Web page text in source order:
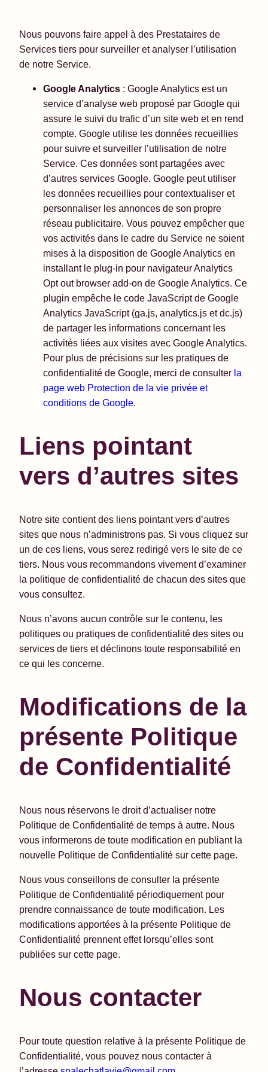
Nous pouvons faire appel à des Prestataires de
Services tiers pour surveiller et analyser l’utilisation
de notre Service.
Google Analytics : Google Analytics est un
service d’analyse web proposé par Google qui
assure le suivi du trafic d’un site web et en rend
compte. Google utilise les données recueillies
pour suivre et surveiller l’utilisation de notre
Service. Ces données sont partagées avec
d’autres services Google. Google peut utiliser
les données recueillies pour contextualiser et
personnaliser les annonces de son propre
réseau publicitaire. Vous pouvez empêcher que
vos activités dans le cadre du Service ne soient
mises à la disposition de Google Analytics en
installant le plug-in pour navigateur Analytics
Opt out browser add-on de Google Analytics. Ce
plugin empêche le code JavaScript de Google
Analytics JavaScript (ga.js, analytics.js et dc.js)
de partager les informations concernant les
activités liées aux visites avec Google Analytics.
Pour plus de précisions sur les pratiques de
confidentialité de Google, merci de consulter la
page web Protection de la vie privée et
conditions de Google.
Liens pointant
vers d’autres sites
Notre site contient des liens pointant vers d’autres
sites que nous n’administrons pas. Si vous cliquez sur
un de ces liens, vous serez redirigé vers le site de ce
tiers. Nous vous recommandons vivement d’examiner
la politique de confidentialité de chacun des sites que
vous consultez.
Nous n’avons aucun contrôle sur le contenu, les
politiques ou pratiques de confidentialité des sites ou
services de tiers et déclinons toute responsabilité en
ce qui les concerne.
Modifications de la
présente Politique
de Confidentialité
Nous nous réservons le droit d’actualiser notre
Politique de Confidentialité de temps à autre. Nous
vous informerons de toute modification en publiant la
nouvelle Politique de Confidentialité sur cette page.
Nous vous conseillons de consulter la présente
Politique de Confidentialité périodiquement pour
prendre connaissance de toute modification. Les
modifications apportées à la présente Politique de
Confidentialité prennent effet lorsqu’elles sont
publiées sur cette page.
Nous contacter
Pour toute question relative à la présente Politique de
Confidentialité, vous pouvez nous contacter à